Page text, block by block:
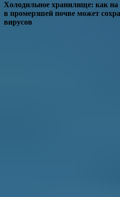
Холодильное хранилище: как на
в промерзшей почве может
вирусов